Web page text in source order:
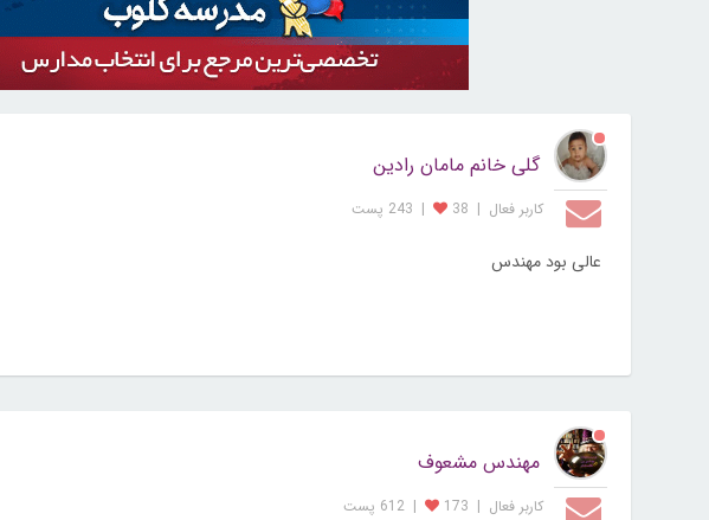
گلی خانم مامان رادین
کاربر فعال |
38
| 243 پست
عالی بود مهندس
مهندس مشعوف
کاربر فعال |
173
| 612 پست